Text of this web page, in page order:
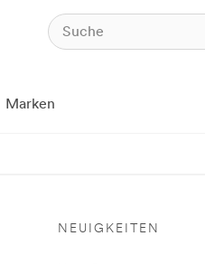
Marken
NEUIGKEITEN